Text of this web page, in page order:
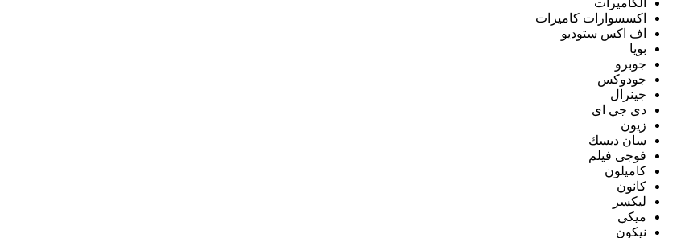
الكاميرات
اكسسوارات كاميرات
اف اكس ستوديو
بويا
جوبرو
جودوكس
جينرال
دى جي اى
زيون
سان ديسك
فوجى فيلم
كاميلون
كانون
ليكسر
ميكي
نيكون